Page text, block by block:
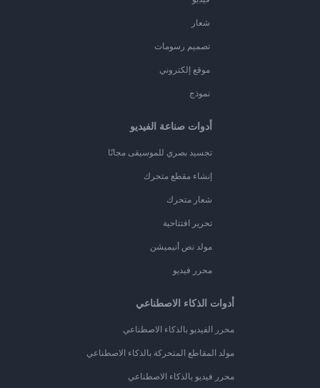
شعار
تصميم رسومات
موقع إلكتروني
نموذج
أدوات صناعة الفيديو
تجسيد بصري للموسيقى مجانًا
إنشاء مقطع متحرك
شعار متحرك
تحرير افتتاحية
مولد نص أنيميشن
محرر فيديو
أدوات الذكاء الاصطناعي
محرر الفيديو بالذكاء الاصطناعي
مولد المقاطع المتحركة بالذكاء الاصطناعي
محرر فيديو بالذكاء الاصطناعي